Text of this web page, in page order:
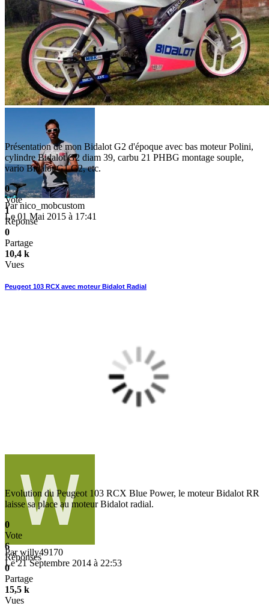
Parnico_mobcustom
Le 01 Mai 2015 à 17:41
Présentation de mon Bidalot G2 d'époque avec bas moteur Polini,
cylindre Bidalot G2 diam 39, carbu 21 PHBG montage souple,
vario Bidalot G1 G2, etc.
0
Vote
1
Réponse
0
Partage
10,4 k
Vues
Peugeot 103 RCX avec moteur Bidalot Radial
Parwilly49170
Le 21 Septembre 2014 à 22:53
Evolution du Peugeot 103 RCX Blue Power, le moteur Bidalot RR
laisse sa place au moteur Bidalot radial.
0
Vote
6
Réponses
0
Partage
15,5 k
Vues